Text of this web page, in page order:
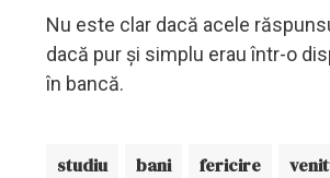
Nu este clar dacă acele
dacă pur și simplu erau într-o
în bancă.
studiu bani fericire